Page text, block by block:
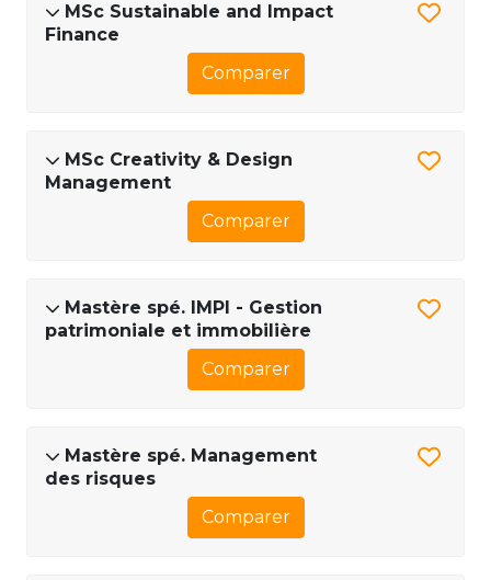
MSc Sustainable and Impact
Finance
Comparer
MSc Creativity & Design
Management
Comparer
Mastère spé. IMPI - Gestion
patrimoniale et immobilière
Comparer
Mastère spé. Management
des risques
Comparer